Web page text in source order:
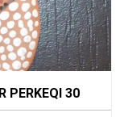
PERKEQI 30